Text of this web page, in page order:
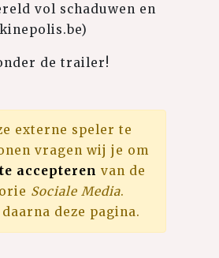
vol schaduwen en
de trailer!
externe speler te
vragen wij je om
accepteren van de
Sociale Media.
deze pagina.